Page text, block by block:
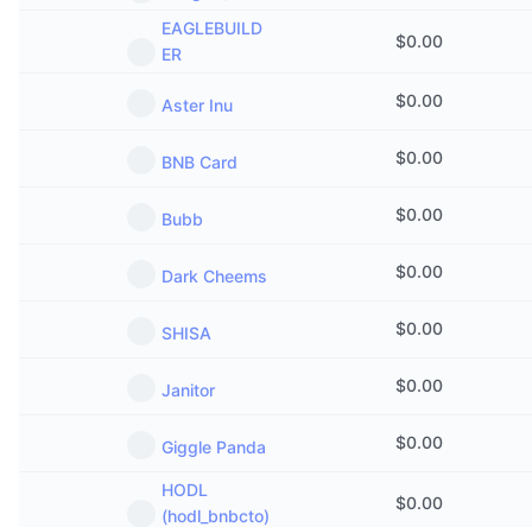
EAGLEBUILD
ER
$0.00
Aster Inu $0.00
BNB Card $0.00
Bubb $0.00
Dark Cheems $0.00
SHISA $0.00
Janitor $0.00
Giggle Panda $0.00
HODL
(hodl_bnbcto)
$0.00